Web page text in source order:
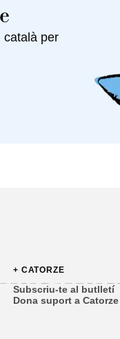
català per
+ CATORZE
Subscriu-te al butlletí
Dona suport a Catorze